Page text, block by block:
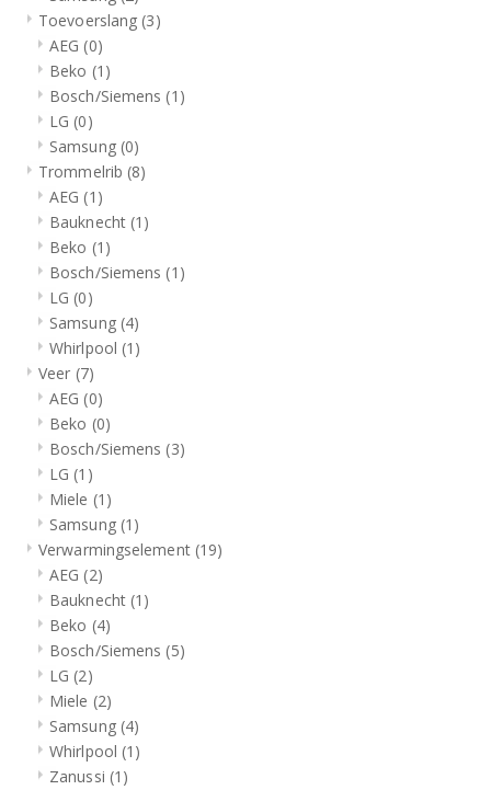
Toevoerslang (3)
AEG (0)
Beko (1)
Bosch/Siemens (1)
LG (0)
Samsung (0)
Trommelrib (8)
AEG (1)
Bauknecht (1)
Beko (1)
Bosch/Siemens (1)
LG (0)
Samsung (4)
Whirlpool (1)
Veer (7)
AEG (0)
Beko (0)
Bosch/Siemens (3)
LG (1)
Miele (1)
Samsung (1)
Verwarmingselement (19)
AEG (2)
Bauknecht (1)
Beko (4)
Bosch/Siemens (5)
LG (2)
Miele (2)
Samsung (4)
Whirlpool (1)
Zanussi (1)